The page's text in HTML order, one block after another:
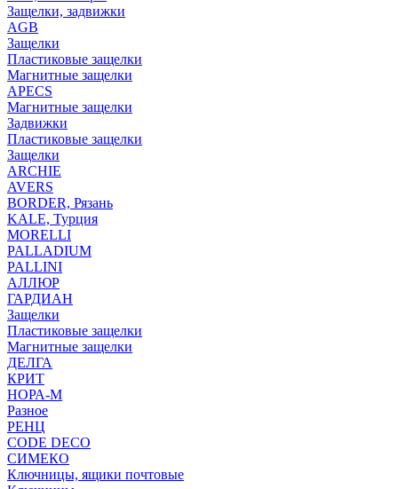
Защелки, задвижки
AGB
Защелки
Пластиковые защелки
Магнитные защелки
APECS
Магнитные защелки
Задвижки
Пластиковые защелки
Защелки
ARCHIE
AVERS
BORDER, Рязань
KALE, Турция
MORELLI
PALLADIUM
PALLINI
АЛЛЮР
ГАРДИАН
Защелки
Пластиковые защелки
Магнитные защелки
ДЕЛГА
КРИТ
НОРА-М
Разное
РЕНЦ
СODE DECO
СИМЕКО
Ключницы, ящики почтовые